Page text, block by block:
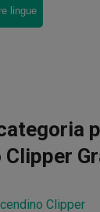
lingue
Clipper